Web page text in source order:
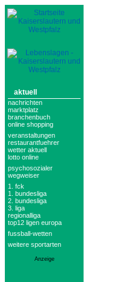
aktuell
nachrichten
marktplatz
branchenbuch
online shopping
veranstaltungen
restaurantfuehrer
wetter aktuell
lotto online
psychosozialer
wegweiser
1. fck
1. bundesliga
2. bundesliga
3. liga
regionalliga
top12 ligen europa
fussball-wetten
weitere sportarten
Anzeige